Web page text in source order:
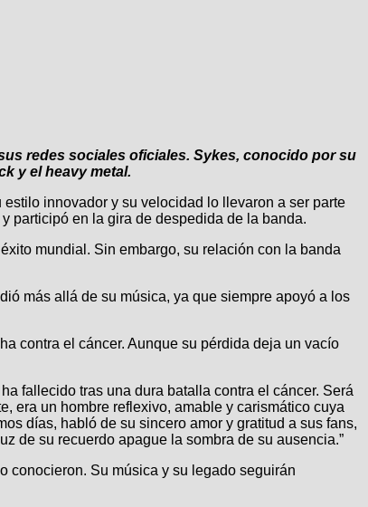
redes sociales oficiales. Sykes, conocido por su
y el heavy metal.
estilo innovador y su velocidad lo llevaron a ser parte
y participó en la gira de despedida de la banda.
mundial. Sin embargo, su relación con la banda
más allá de su música, ya que siempre apoyó a los
contra el cáncer. Aunque su pérdida deja un vacío
fallecido tras una dura batalla contra el cáncer. Será
era un hombre reflexivo, amable y carismático cuya
días, habló de su sincero amor y gratitud a sus fans,
de su recuerdo apague la sombra de su ausencia.”
conocieron. Su música y su legado seguirán